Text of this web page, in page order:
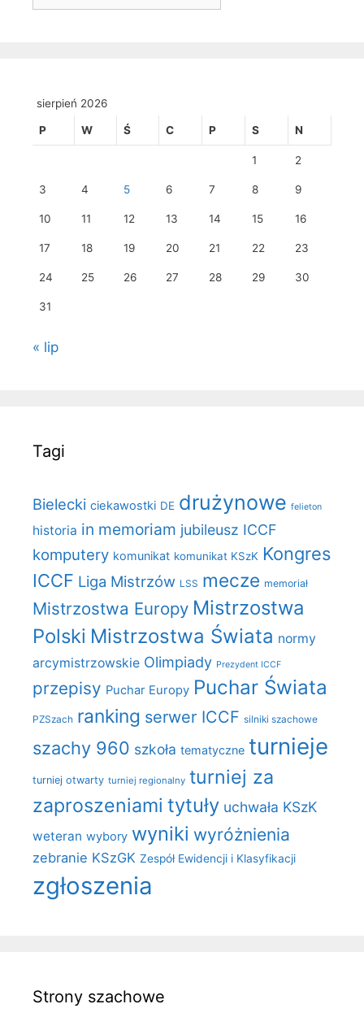
sierpień 2026
P W Ś C P S N
1 2
3 4 5 6 7 8 9
10 11 12 13 14 15 16
17 18 19 20 21 22 23
24 25 26 27 28 29 30
31
« lip
Tagi
Bielecki ciekawostki DE drużynowe felieton
historia in memoriam jubileusz ICCF
komputery komunikat komunikat KSzK Kongres
ICCF Liga Mistrzów LSS mecze memoriał
Mistrzostwa Europy Mistrzostwa
Polski Mistrzostwa Świata normy
arcymistrzowskie Olimpiady Prezydent ICCF
przepisy Puchar Europy Puchar Świata
PZSzach ranking serwer ICCF silniki szachowe
szachy 960 szkoła tematyczne turnieje
turniej otwarty turniej regionalny turniej za
zaproszeniami tytuły uchwała KSzK
weteran wybory wyniki wyróżnienia
zebranie KSzGK Zespół Ewidencji i Klasyfikacji
zgłoszenia
Strony szachowe